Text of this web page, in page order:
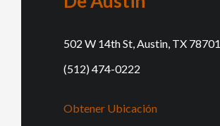
502 W 14th St, Austin, TX 78701
(512) 474-0222
Obtener Ubicación